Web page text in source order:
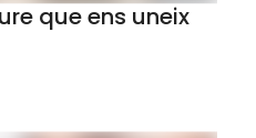
que ens uneix